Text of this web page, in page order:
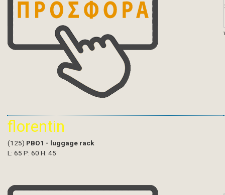
florentin
(125) PBO1 - luggage rack
L: 65 P: 60 H: 45